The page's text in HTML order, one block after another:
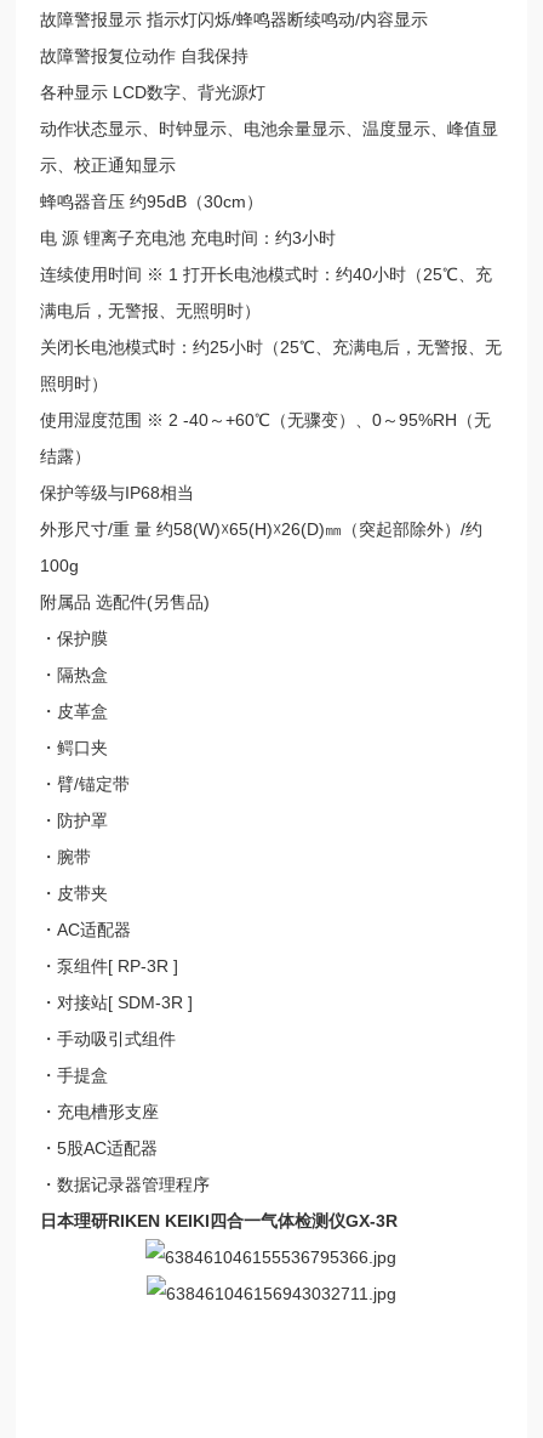
故障警报显示 指示灯闪烁/蜂鸣器断续鸣动/内容显示
故障警报复位动作 自我保持
各种显示 LCD数字、背光源灯
动作状态显示、时钟显示、电池余量显示、温度显示、峰值显
示、校正通知显示
蜂鸣器音压 约95dB（30cm）
电 源 锂离子充电池 充电时间：约3小时
连续使用时间 ※ 1 打开长电池模式时：约40小时（25℃、充
满电后，无警报、无照明时）
关闭长电池模式时：约25小时（25℃、充满电后，无警报、无
照明时）
使用湿度范围 ※ 2 -40～+60℃（无骤变）、0～95%RH（无
结露）
保护等级与IP68相当
外形尺寸/重 量 约58(W)☓65(H)☓26(D)㎜（突起部除外）/约
100g
附属品 选配件(另售品)
・保护膜
・隔热盒
・皮革盒
・鳄口夹
・臂/锚定带
・防护罩
・腕带
・皮带夹
・AC适配器
・泵组件[ RP-3R ]
・对接站[ SDM-3R ]
・手动吸引式组件
・手提盒
・充电槽形支座
・5股AC适配器
・数据记录器管理程序
日本理研RIKEN KEIKI四合一气体检测仪GX-3R